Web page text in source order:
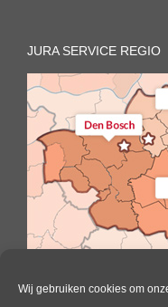
Wij gebruiken cookies om
JURA SERVICE REGIO